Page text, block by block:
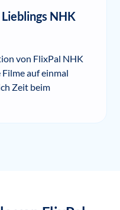
NHK
von FlixPal NHK
auf einmal
Zeit beim